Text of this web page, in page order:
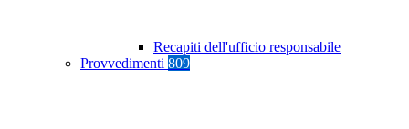
Recapiti dell'ufficio responsabile
Provvedimenti 809